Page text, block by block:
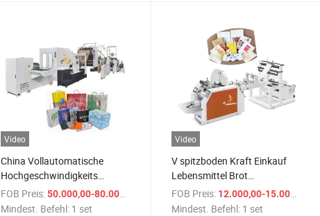
Video
China Vollautomatische
Hochgeschwindigkeits
Quadrat Flachboden Braunes
Kraftpapier Lebensmittel
FOB Preis:50.000,00-80.000,00 $
Mindest. Befehl: 1 set
Video
V spitzboden Kraft Einkauf
Lebensmittel Brot
Papierbeutel
Herstellungsmaschine
FOB Preis: 12.000,00-15.000,00 $
Mindest. Befehl: 1 set